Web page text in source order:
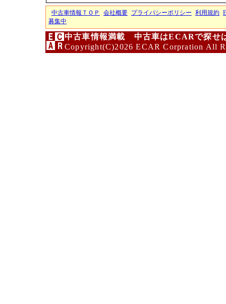
中古車情報ＴＯＰ 会社概要 プライバシーポリシー 利用規約
募集中
中古車情報満載 中古車はECARで探せ
Copyright(C)2026 ECAR Corpration All